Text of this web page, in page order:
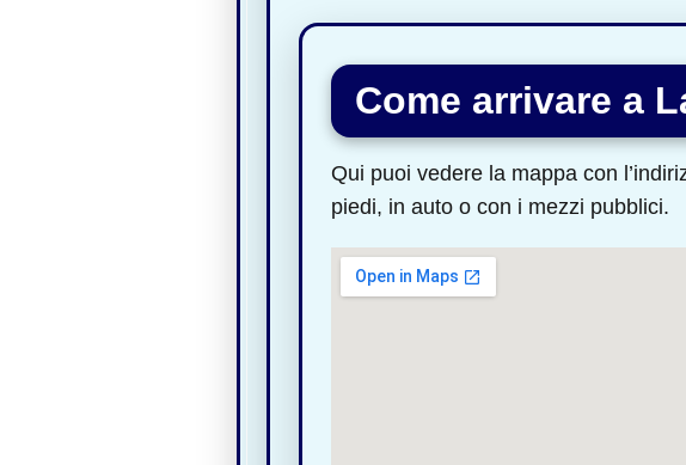
Come arrivare a
Qui puoi vedere la mappa con
piedi, in auto o con i mezzi pubblici.